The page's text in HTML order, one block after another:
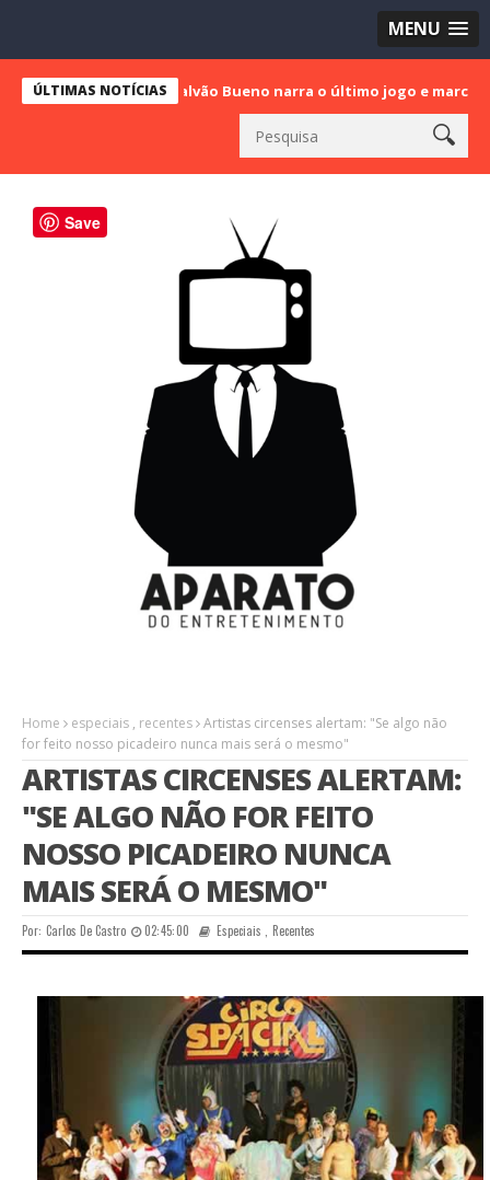
MENU
ÚLTIMAS NOTÍCIAS
no SBT: Galvão Bueno narra o último jogo e marca sua
Home especiais , recentes Artistas circenses alertam: "Se algo não
for feito nosso picadeiro nunca mais será o mesmo"
ARTISTAS CIRCENSES ALERTAM:
"SE ALGO NÃO FOR FEITO
NOSSO PICADEIRO NUNCA
MAIS SERÁ O MESMO"
Por: Carlos De Castro 02:45:00 Especiais ,Recentes
Save